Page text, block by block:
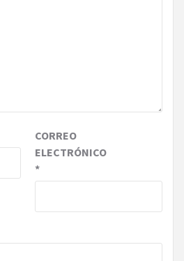
CORREO
ELECTRÓNICO
*